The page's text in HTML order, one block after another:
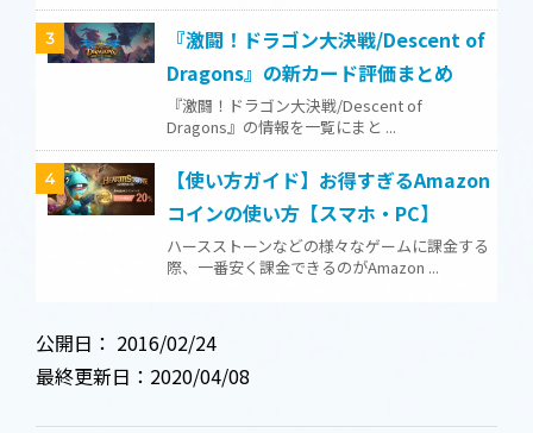
3
『激闘！ドラゴン大決戦/Descent of
Dragons』の新カード評価まとめ
『激闘！ドラゴン大決戦/Descent of
Dragons』の情報を一覧にまと ...
4
【使い方ガイド】お得すぎるAmazon
コインの使い方【スマホ・PC】
ハースストーンなどの様々なゲームに課金する
際、一番安く課金できるのがAmazon ...
公開日： 2016/02/24
最終更新日：2020/04/08